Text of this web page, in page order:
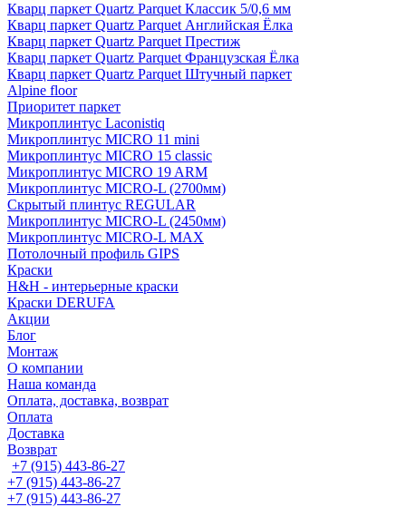
Кварц паркет Quartz Parquet Классик 5/0,6 мм
Кварц паркет Quartz Parquet Английская Ёлка
Кварц паркет Quartz Parquet Престиж
Кварц паркет Quartz Parquet Французская Ёлка
Кварц паркет Quartz Parquet Штучный паркет
Alpine floor
Приоритет паркет
Микроплинтус Laconistiq
Микроплинтус MICRO 11 mini
Микроплинтус MICRO 15 classic
Микроплинтус MICRO 19 ARM
Микроплинтус MICRO-L (2700мм)
Скрытый плинтус REGULAR
Микроплинтус MICRO-L (2450мм)
Микроплинтус MICRO-L MAX
Потолочный профиль GIPS
Краски
H&H - интерьерные краски
Краски DERUFA
Акции
Блог
Монтаж
О компании
Наша команда
Оплата, доставка, возврат
Оплата
Доставка
Возврат
+7 (915) 443-86-27
+7 (915) 443-86-27
+7 (915) 443-86-27